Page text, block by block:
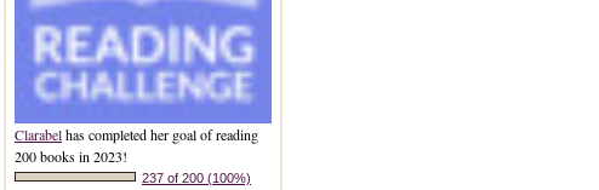
Clarabelhas completed her goal of reading
200 books in 2023!
237 of 200 (100%)